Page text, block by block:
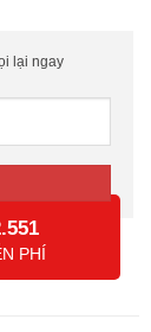
lại ngay
PHÍ